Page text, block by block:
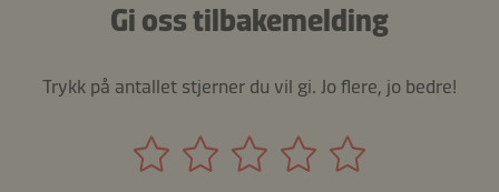
Gi oss tilbakemelding
Trykk på antallet stjerner du vil gi. Jo flere, jo bedre!